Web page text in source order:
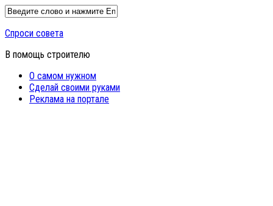
Спроси совета
В помощь строителю
О самом нужном
Сделай своими руками
Реклама на портале